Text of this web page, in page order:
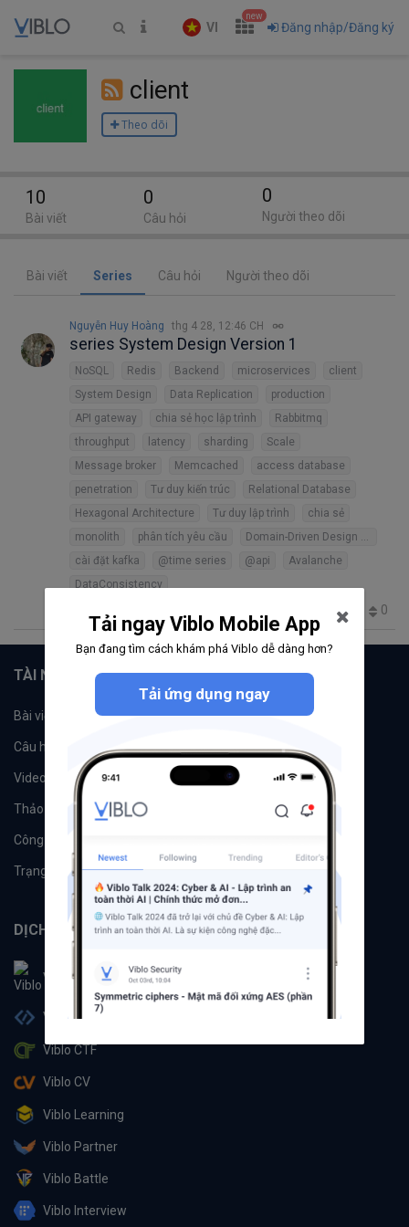
VI
new
Đăng nhập/Đăng ký
client
Theo dõi
Bài viết Series Câu hỏi Người theo dõi
Nguyễn Huy Hoàng thg 4 28, 12:46 CH
series System Design Version 1
NoSQL Redis Backend microservices
client
System Design
Data Replication
production
API gateway
chia sẻ học lập trình
Rabbitmq
throughput
latency sharding
Scale
Message broker
Memcached
access database
penetration
Tư duy kiến trúc
Relational Database
Hexagonal Architecture
Tư duy lập trình
chia sẻ
monolith
phân tích yêu cầu
Domain-Driven Design (DDD)
cài đặt kafka
@time series @api
Avalanche
DataConsistency
116 0
10
Bài viết
0
Câu hỏi
0
Người theo dõi
TÀI NGUYÊN
Bài viết Tổ chức
Câu hỏi Tags
Videos Tác giả
Thảo luận Đề xuất hệ thống
Công cụ
Trạng thái hệ thống
DỊCH VỤ
Viblo
Viblo Code
Viblo CTF
Viblo CV
Viblo Learning
Viblo Partner
Viblo Battle
Viblo Interview
Tải ngay Viblo Mobile App
Bạn đang tìm cách khám phá Viblo dễ dàng hơn?
Tải ứng dụng ngay